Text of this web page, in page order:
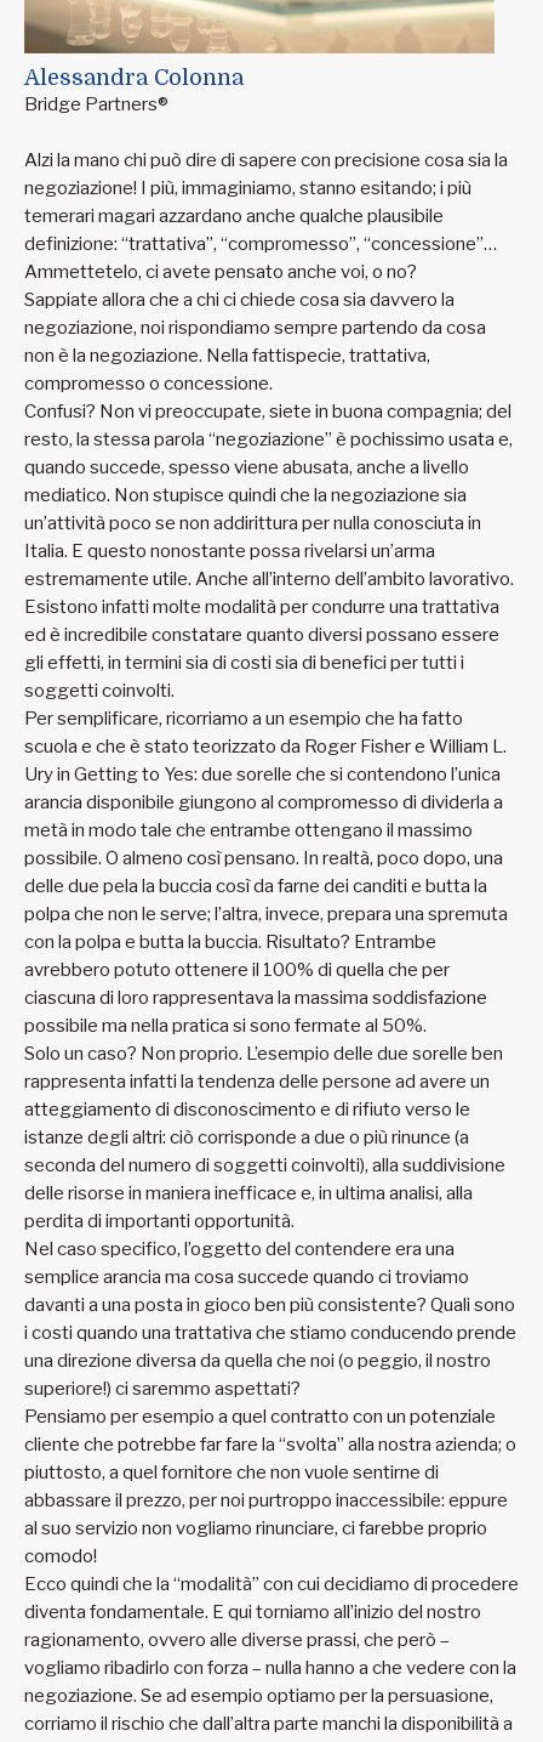
Alessandra Colonna
Bridge Partners®
Alzi la mano chi può dire di sapere con precisione cosa sia la
negoziazione! I più, immaginiamo, stanno esitando; i più
temerari magari azzardano anche qualche plausibile
definizione: “trattativa”, “compromesso”, “concessione”…
Ammettetelo, ci avete pensato anche voi, o no?
Sappiate allora che a chi ci chiede cosa sia davvero la
negoziazione, noi rispondiamo sempre partendo da cosa
non è la negoziazione. Nella fattispecie, trattativa,
compromesso o concessione.
Confusi? Non vi preoccupate, siete in buona compagnia; del
resto, la stessa parola “negoziazione” è pochissimo usata e,
quando succede, spesso viene abusata, anche a livello
mediatico. Non stupisce quindi che la negoziazione sia
un’attività poco se non addirittura per nulla conosciuta in
Italia. E questo nonostante possa rivelarsi un’arma
estremamente utile. Anche all’interno dell’ambito lavorativo.
Esistono infatti molte modalità per condurre una trattativa
ed è incredibile constatare quanto diversi possano essere
gli effetti, in termini sia di costi sia di benefici per tutti i
soggetti coinvolti.
Per semplificare, ricorriamo a un esempio che ha fatto
scuola e che è stato teorizzato da Roger Fisher e William L.
Ury in Getting to Yes: due sorelle che si contendono l’unica
arancia disponibile giungono al compromesso di dividerla a
metà in modo tale che entrambe ottengano il massimo
possibile. O almeno così pensano. In realtà, poco dopo, una
delle due pela la buccia così da farne dei canditi e butta la
polpa che non le serve; l’altra, invece, prepara una spremuta
con la polpa e butta la buccia. Risultato? Entrambe
avrebbero potuto ottenere il 100% di quella che per
ciascuna di loro rappresentava la massima soddisfazione
possibile ma nella pratica si sono fermate al 50%.
Solo un caso? Non proprio. L’esempio delle due sorelle ben
rappresenta infatti la tendenza delle persone ad avere un
atteggiamento di disconoscimento e di rifiuto verso le
istanze degli altri: ciò corrisponde a due o più rinunce (a
seconda del numero di soggetti coinvolti), alla suddivisione
delle risorse in maniera inefficace e, in ultima analisi, alla
perdita di importanti opportunità.
Nel caso specifico, l’oggetto del contendere era una
semplice arancia ma cosa succede quando ci troviamo
davanti a una posta in gioco ben più consistente? Quali sono
i costi quando una trattativa che stiamo conducendo prende
una direzione diversa da quella che noi (o peggio, il nostro
superiore!) ci saremmo aspettati?
Pensiamo per esempio a quel contratto con un potenziale
cliente che potrebbe far fare la “svolta” alla nostra azienda; o
piuttosto, a quel fornitore che non vuole sentirne di
abbassare il prezzo, per noi purtroppo inaccessibile: eppure
al suo servizio non vogliamo rinunciare, ci farebbe proprio
comodo!
Ecco quindi che la “modalità” con cui decidiamo di procedere
diventa fondamentale. E qui torniamo all’inizio del nostro
ragionamento, ovvero alle diverse prassi, che però –
vogliamo ribadirlo con forza – nulla hanno a che vedere con la
negoziazione. Se ad esempio optiamo per la persuasione,
corriamo il rischio che dall’altra parte manchi la disponibilità a